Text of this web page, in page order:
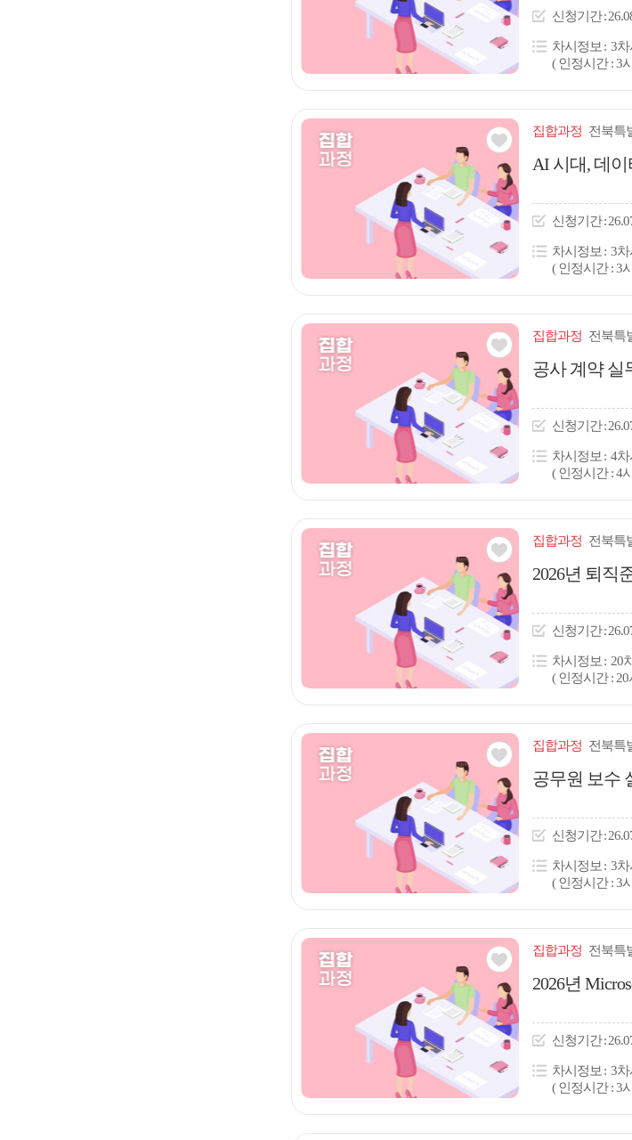
이
신청기간
차시정보
3차
( 인정시간 : 3
집합과정 전북특
관심
아
이
AI 시대, 데
신청기간
차시정보
3차
( 인정시간 : 3
집합과정 전북특
관심
아
이
공사 계약 실
신청기간
차시정보
4차
( 인정시간 : 4
집합과정 전북특
관심
아
이
2026년 퇴직
신청기간
차시정보
20
( 인정시간 : 20
집합과정 전북특
관심
아
이
공무원 보수
신청기간
차시정보
3차
( 인정시간 : 3
집합과정 전북특
관심
아
이
2026년
신청기간
차시정보
3차
( 인정시간 : 3